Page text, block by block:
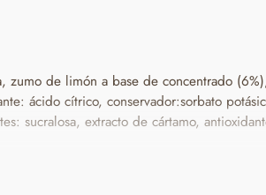
zumo de limón a base de concentrado
ácido cítrico, conservador:sorbato
sucralosa, extracto de cártamo,